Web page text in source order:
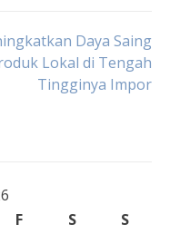
Daya Saing
Lokal di Tengah
Tingginya Impor
F S
S